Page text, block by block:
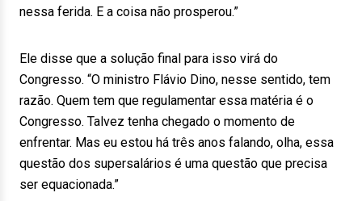
nessa ferida. E a coisa não prosperou.”
Ele disse que a solução final para isso virá do
Congresso. “O ministro Flávio Dino, nesse sentido, tem
razão. Quem tem que regulamentar essa matéria é o
Congresso. Talvez tenha chegado o momento de
enfrentar. Mas eu estou há três anos falando, olha, essa
questão dos supersalários é uma questão que precisa
ser equacionada.”